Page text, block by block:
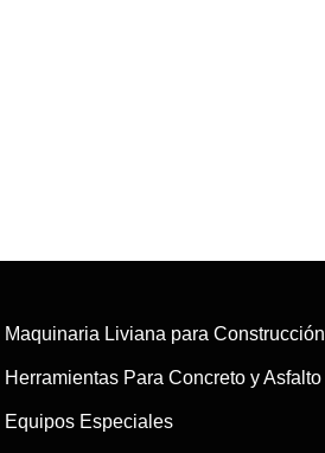
Maquinaria Liviana para Construcción
Herramientas Para Concreto y Asfalto
Equipos Especiales